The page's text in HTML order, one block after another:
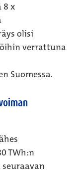
8 x
olisi
verrattuna
Suomessa.
TWh:n